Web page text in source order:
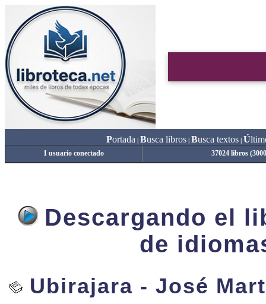
Portada Busca libros| Busca textos| Ú
1 usuario conectado 37024 libros
Descargando el
de
Ubirajara - José